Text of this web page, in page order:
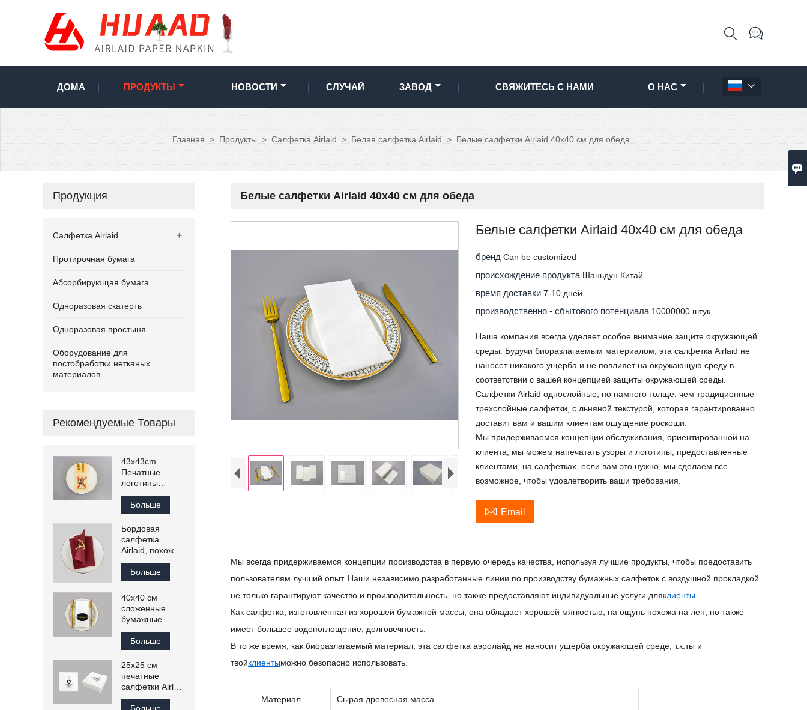

 
ДОМА ПРОДУКТЫ НОВОСТИ СЛУЧАЙ ЗАВОД СВЯЖИТЕСЬ С НАМИ О НАС 
Главная > Продукты > Салфетка Airlaid > Белая салфетка Airlaid > Белые салфетки Airlaid 40x40 см для обеда
Белые салфетки Airlaid 40x40 см для обеда
Белые салфетки Airlaid 40x40 см для обеда
брендCan be customized
происхождение продукта Шаньдун Китай
время доставки7-10 дней
производственно - сбытового потенциала 10000000 штук
Наша компания всегда уделяет особое внимание защите окружающей
среды. Будучи биоразлагаемым материалом, эта салфетка Airlaid не
нанесет никакого ущерба и не повлияет на окружающую среду в
соответствии с вашей концепцией защиты окружающей среды.
Салфетки Airlaid однослойные, но намного толще, чем традиционные
трехслойные салфетки, с льняной текстурой, которая гарантированно
доставит вам и вашим клиентам ощущение роскоши.
Мы придерживаемся концепции обслуживания, ориентированной на
клиента, мы можем напечатать узоры и логотипы, предоставленные
клиентами, на салфетках, если вам это нужно, мы сделаем все
возможное, чтобы удовлетворить ваши требования.
 Email
Мы всегда придерживаемся концепции производства в первую очередь качества, используя лучшие продукты, чтобы предоставить
пользователям лучший опыт. Наши независимо разработанные линии по производству бумажных салфеток с воздушной прокладкой
не только гарантируют качество и производительность, но также предоставляют индивидуальные услуги дляклиенты
Как салфетка, изготовленная из хорошей бумажной массы, она обладает хорошей мягкостью, на ощупь похожа на лен, но также
имеет большее водопоглощение, долговечность.
В то же время, как биоразлагаемый материал, эта салфетка аэролайд не наносит ущерба окружающей среде, т.к. ты и
твойклиентыможно безопасно использовать.
Материал Сырая древесная масса
Продукция
+
Салфетка Airlaid
Протирочная бумага
Абсорбирующая бумага
Одноразовая скатерть
Одноразовая простыня
Оборудование для
постобработки нетканых
материалов
Рекомендуемые Товары
43x43cm
Печатные
логотипы
Цветные
обеденные
салфетки Airlaid
Больше
Бордовая
салфетка
Airlaid, похожая
на бумажное
полотенце для
гостей
Больше
40x40 см
сложенные
бумажные
салфетки Airlaid
для печати
Больше
25x25 см
печатные
салфетки Airlaid
полотенце для